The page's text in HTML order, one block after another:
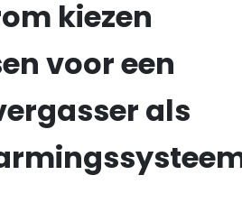
kiezen
voor een
als